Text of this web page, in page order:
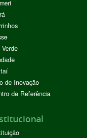
de Inovação
de Referência